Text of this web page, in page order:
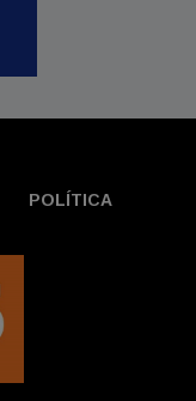
POLÍTICA